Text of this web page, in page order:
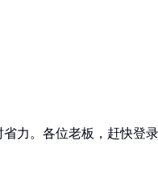
力。各位老板，赶快登